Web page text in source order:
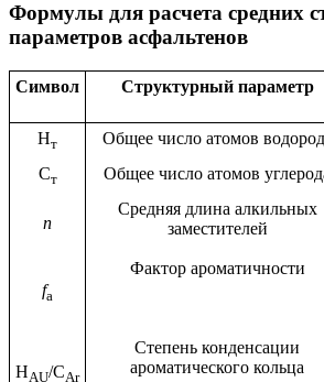
Формулы для расчета средних
параметров асфальтенов
Символ Структурный параметр
Hт Общее число атомов
Cт Общее число атомов
n
Средняя длина алкильных
заместителей
fa
Фактор ароматичности
HAU/CAr
Степень конденсации
ароматического кольца